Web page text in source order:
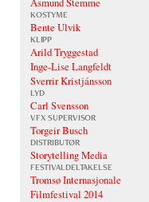
KOSTYME
Bente Ulvik
KLIPP
Arild Tryggestad
Inge-Lise Langfeldt
Sverrir Kristjánsson
LYD
Carl Svensson
VFX SUPERVISOR
Torgeir Busch
DISTRIBUTØR
Storytelling Media
FESTIVALDELTAKELSE
Tromsø Internasjonale
Filmfestival 2014